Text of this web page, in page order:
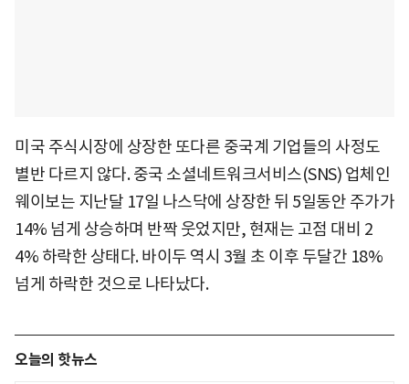
미국 주식시장에 상장한 또다른 중국계 기업들의 사정도
별반 다르지 않다. 중국 소셜네트워크서비스(SNS) 업체인
웨이보는 지난달 17일 나스닥에 상장한 뒤 5일동안 주가가
14% 넘게 상승하며 반짝 웃었지만, 현재는 고점 대비 2
4% 하락한 상태다. 바이두 역시 3월 초 이후 두달간 18%
넘게 하락한 것으로 나타났다.
오늘의 핫뉴스